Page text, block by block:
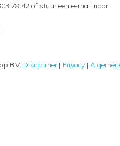
78 42 of stuur een e-mail naar
B.V. Disclaimer| Privacy |